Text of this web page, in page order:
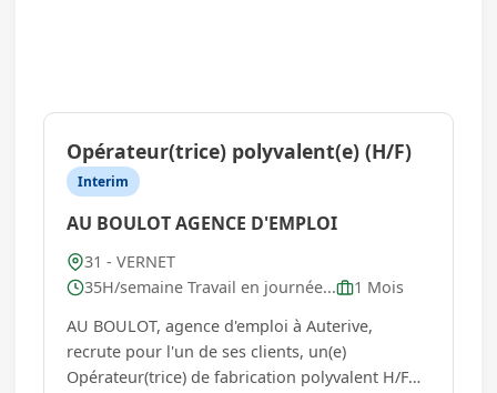
Opérateur(trice) polyvalent(e) (H/F)
Interim
AU BOULOT AGENCE D'EMPLOI
31 - VERNET
35H/semaine Travail en journée...
1 Mois
AU BOULOT, agence d'emploi à Auterive,
recrute pour l'un de ses clients, un(e)
Opérateur(trice) de fabrication polyvalent H/F